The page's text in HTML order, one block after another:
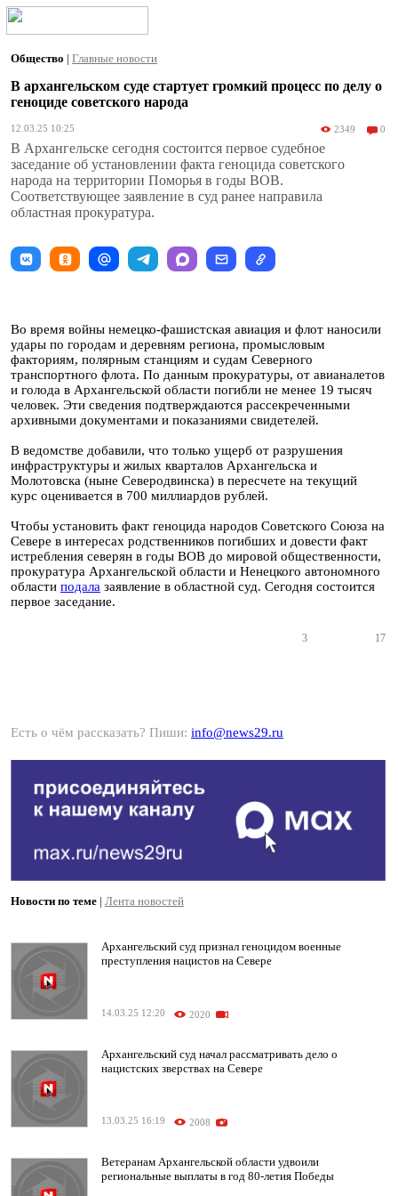
Общество | Главные новости
В архангельском суде стартует громкий процесс по делу о
геноциде советского народа
12.03.25 10:25 2349 0
В Архангельске сегодня состоится первое судебное
заседание об установлении факта геноцида советского
народа на территории Поморья в годы ВОВ.
Соответствующее заявление в суд ранее направила
областная прокуратура.
Во время войны немецко-фашистская авиация и флот наносили
удары по городам и деревням региона, промысловым
факториям, полярным станциям и судам Северного
транспортного флота. По данным прокуратуры, от авианалетов
и голода в Архангельской области погибли не менее 19 тысяч
человек. Эти сведения подтверждаются рассекреченными
архивными документами и показаниями свидетелей.
В ведомстве добавили, что только ущерб от разрушения
инфраструктуры и жилых кварталов Архангельска и
Молотовска (ныне Северодвинска) в пересчете на текущий
курс оценивается в 700 миллиардов рублей.
Чтобы установить факт геноцида народов Советского Союза на
Севере в интересах родственников погибших и довести факт
истребления северян в годы ВОВ до мировой общественности,
прокуратура Архангельской области и Ненецкого автономного
области подала заявление в областной суд. Сегодня состоится
первое заседание.
3 17
Есть о чём рассказать? Пиши: info@news29.ru
Новости по теме | Лента новостей
Архангельский суд признал геноцидом военные
преступления нацистов на Севере
14.03.25 12:20 2020
Архангельский суд начал рассматривать дело о
нацистских зверствах на Севере
13.03.25 16:19 2008
Ветеранам Архангельской области удвоили
региональные выплаты в год 80-летия Победы